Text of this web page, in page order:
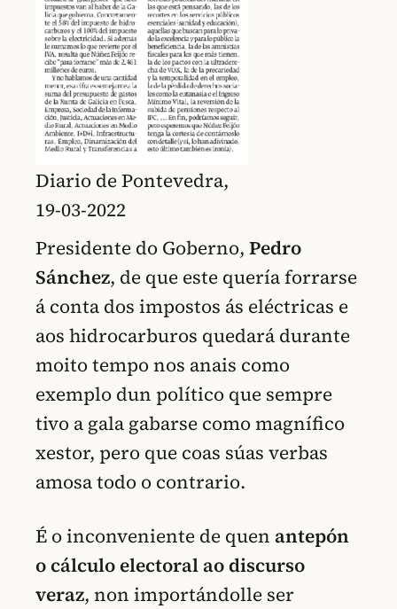
Diario de Pontevedra,
19-03-2022
Presidente do Goberno, Pedro
Sánchez, de que este quería forrarse
á conta dos impostos ás eléctricas e
aos hidrocarburos quedará durante
moito tempo nos anais como
exemplo dun político que sempre
tivo a gala gabarse como magnífico
xestor, pero que coas súas verbas
amosa todo o contrario.
É o inconveniente de quen antepón
o cálculo electoral ao discurso
veraz, non importándolle ser